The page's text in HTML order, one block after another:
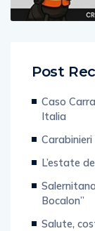
Post
Caso
Italia
Carabinieri
L’estate
Bocalon”
Salute,